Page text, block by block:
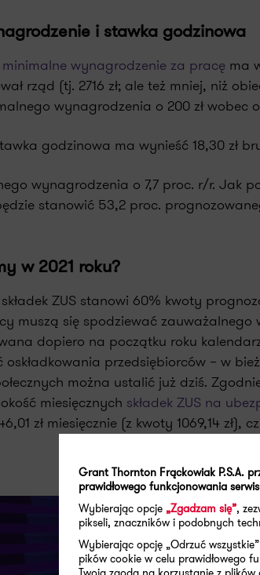
i stawka godzinowa
minimalne wynagrodzenie za pracęma
rząd (tj. 2716 zł; ale też mniej, niż
wynagrodzenia o 200 zł wobec
godzinowa ma wynieść 18,30 zł
wynagrodzenia o 7,7 proc. r/r. Jak
stanowić 53,2 proc.
w 2021 roku?
ZUS stanowi 60% kwoty
muszą się spodziewać zauważalnego
dopiero na początku roku
przedsiębiorców – w
można ustalić już dziś.
miesięcznych składek ZUS na
zł miesięcznie (z kwoty 1069,14 zł),
Grant Thornton Frąckowiak P.S.A.
prawidłowego funkcjonowania
Wybierając opcje „Zgadzam się”,
pikseli, znaczników i podobnych
Wybierając opcję „Odrzuć
pików cookie w celu prawidłowego